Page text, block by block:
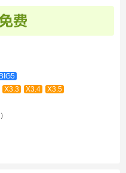
BIG5
X3.3 X3.4
X3.5